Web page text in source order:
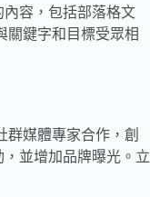
容，包括部落格文
關鍵字和目標受眾相
群媒體專家合作，創
並增加品牌曝光。 立